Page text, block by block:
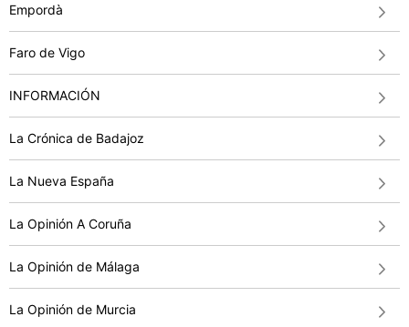
Empordà
Faro de Vigo
INFORMACIÓN
La Crónica de Badajoz
La Nueva España
La Opinión A Coruña
La Opinión de Málaga
La Opinión de Murcia